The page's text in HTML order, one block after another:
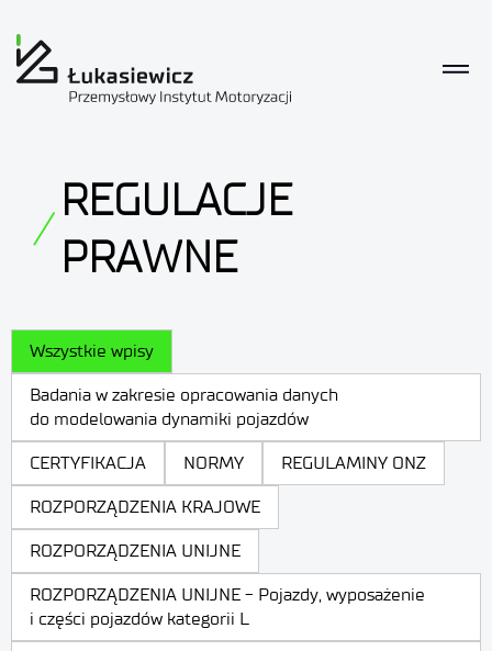
REGULACJE
PRAWNE
Wszystkie wpisy
Badania w zakresie opracowania danych
do modelowania dynamiki pojazdów
CERTYFIKACJA NORMY REGULAMINY ONZ
ROZPORZĄDZENIA KRAJOWE
ROZPORZĄDZENIA UNIJNE
ROZPORZĄDZENIA UNIJNE - Pojazdy, wyposażenie
i części pojazdów kategorii L